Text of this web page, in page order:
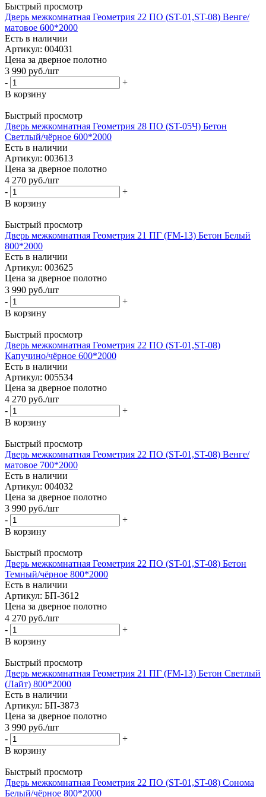
Быстрый просмотр
Дверь межкомнатная Геометрия 22 ПО (ST-01,ST-08) Венге/
матовое 600*2000
Есть в наличии
Артикул: 004031
Цена за дверное полотно
3 990 руб./шт
-
+
В корзину
Быстрый просмотр
Дверь межкомнатная Геометрия 28 ПО (ST-05Ч) Бетон
Светлый/чёрное 600*2000
Есть в наличии
Артикул: 003613
Цена за дверное полотно
4 270 руб./шт
-
+
В корзину
Быстрый просмотр
Дверь межкомнатная Геометрия 21 ПГ (FM-13) Бетон Белый
800*2000
Есть в наличии
Артикул: 003625
Цена за дверное полотно
3 990 руб./шт
-
+
В корзину
Быстрый просмотр
Дверь межкомнатная Геометрия 22 ПО (ST-01,ST-08)
Капучино/чёрное 600*2000
Есть в наличии
Артикул: 005534
Цена за дверное полотно
4 270 руб./шт
-
+
В корзину
Быстрый просмотр
Дверь межкомнатная Геометрия 22 ПО (ST-01,ST-08) Венге/
матовое 700*2000
Есть в наличии
Артикул: 004032
Цена за дверное полотно
3 990 руб./шт
-
+
В корзину
Быстрый просмотр
Дверь межкомнатная Геометрия 22 ПО (ST-01,ST-08) Бетон
Темный/чёрное 800*2000
Есть в наличии
Артикул: БП-3612
Цена за дверное полотно
4 270 руб./шт
-
+
В корзину
Быстрый просмотр
Дверь межкомнатная Геометрия 21 ПГ (FM-13) Бетон Светлый
(Лайт) 800*2000
Есть в наличии
Артикул: БП-3873
Цена за дверное полотно
3 990 руб./шт
-
+
В корзину
Быстрый просмотр
Дверь межкомнатная Геометрия 22 ПО (ST-01,ST-08) Сонома
Белый/чёрное 800*2000